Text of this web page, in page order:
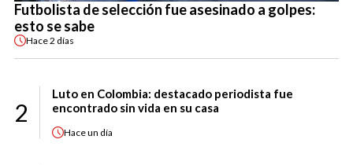
Futbolista de selección fue asesinado a golpes:
esto se sabe
Hace2 días
2
Luto en Colombia: destacado periodista fue
encontrado sin vida en su casa
Haceun día